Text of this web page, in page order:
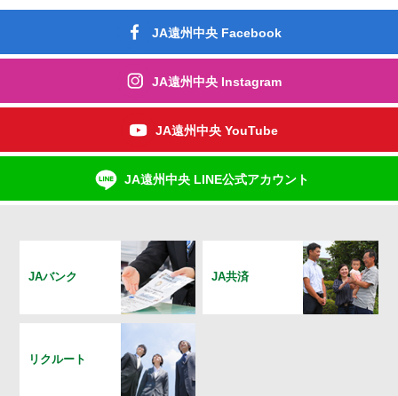
JA遠州中央 Facebook
JA遠州中央 Instagram
JA遠州中央 YouTube
JA遠州中央 LINE公式アカウント
JAバンク JA共済
リクルート